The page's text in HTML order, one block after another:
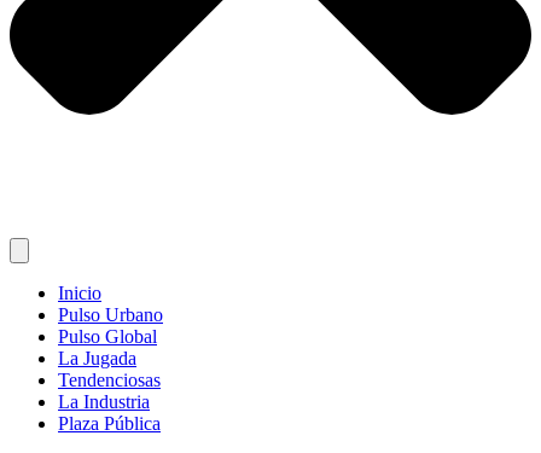
Inicio
Pulso Urbano
Pulso Global
La Jugada
Tendenciosas
La Industria
Plaza Pública